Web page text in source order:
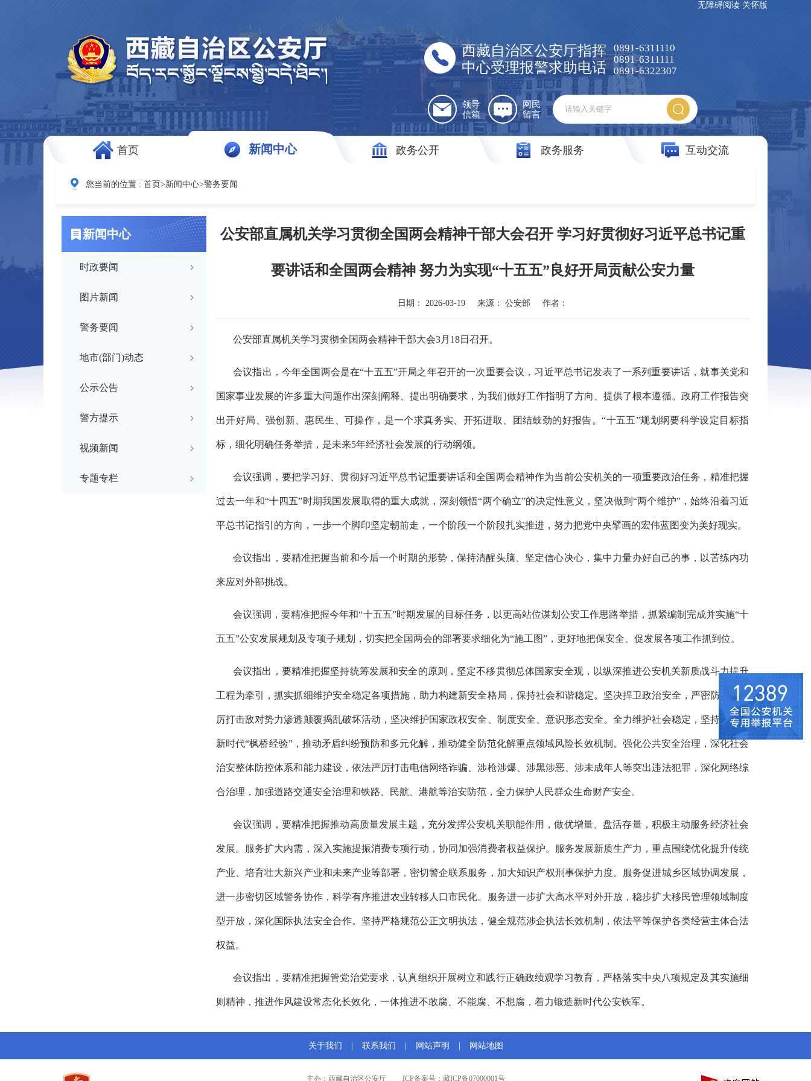
无障碍阅读 关怀版
西藏自治区公安厅指挥
中心受理报警求助电话
0891-6311110
0891-6311111
0891-6322307
领导
信箱
网民
留言
首页 新闻中心 政务公开 政务服务 互动交流
您当前的位置 : 首页>新闻中心>警务要闻
新闻中心
时政要闻
图片新闻
警务要闻
地市(部门)动态
公示公告
警方提示
视频新闻
专题专栏
公安部直属机关学习贯彻全国两会精神干部大会召开 学习好贯彻好习近平总书记重
要讲话和全国两会精神 努力为实现“十五五”良好开局贡献公安力量
日期： 2026-03-19 来源： 公安部 作者：
公安部直属机关学习贯彻全国两会精神干部大会3月18日召开。
会议指出，今年全国两会是在“十五五”开局之年召开的一次重要会议，习近平总书记发表了一系列重要讲话，就事关党和
国家事业发展的许多重大问题作出深刻阐释、提出明确要求，为我们做好工作指明了方向、提供了根本遵循。政府工作报告突
出开好局、强创新、惠民生、可操作，是一个求真务实、开拓进取、团结鼓劲的好报告。“十五五”规划纲要科学设定目标指
标，细化明确任务举措，是未来5年经济社会发展的行动纲领。
会议强调，要把学习好、贯彻好习近平总书记重要讲话和全国两会精神作为当前公安机关的一项重要政治任务，精准把握
过去一年和“十四五”时期我国发展取得的重大成就，深刻领悟“两个确立”的决定性意义，坚决做到“两个维护”，始终沿着习近
平总书记指引的方向，一步一个脚印坚定朝前走，一个阶段一个阶段扎实推进，努力把党中央擘画的宏伟蓝图变为美好现实。
会议指出，要精准把握当前和今后一个时期的形势，保持清醒头脑、坚定信心决心，集中力量办好自己的事，以苦练内功
来应对外部挑战。
会议强调，要精准把握今年和“十五五”时期发展的目标任务，以更高站位谋划公安工作思路举措，抓紧编制完成并实施“十
五五”公安发展规划及专项子规划，切实把全国两会的部署要求细化为“施工图”，更好地把保安全、促发展各项工作抓到位。
会议指出，要精准把握坚持统筹发展和安全的原则，坚定不移贯彻总体国家安全观，以纵深推进公安机关新质战斗力提升
工程为牵引，抓实抓细维护安全稳定各项措施，助力构建新安全格局，保持社会和谐稳定。坚决捍卫政治安全，严密防范、严
厉打击敌对势力渗透颠覆捣乱破坏活动，坚决维护国家政权安全、制度安全、意识形态安全。全力维护社会稳定，坚持和发展
新时代“枫桥经验”，推动矛盾纠纷预防和多元化解，推动健全防范化解重点领域风险长效机制。强化公共安全治理，深化社会
治安整体防控体系和能力建设，依法严厉打击电信网络诈骗、涉枪涉爆、涉黑涉恶、涉未成年人等突出违法犯罪，深化网络综
合治理，加强道路交通安全治理和铁路、民航、港航等治安防范，全力保护人民群众生命财产安全。
会议强调，要精准把握推动高质量发展主题，充分发挥公安机关职能作用，做优增量、盘活存量，积极主动服务经济社会
发展。服务扩大内需，深入实施提振消费专项行动，协同加强消费者权益保护。服务发展新质生产力，重点围绕优化提升传统
产业、培育壮大新兴产业和未来产业等部署，密切警企联系服务，加大知识产权刑事保护力度。服务促进城乡区域协调发展，
进一步密切区域警务协作，科学有序推进农业转移人口市民化。服务进一步扩大高水平对外开放，稳步扩大移民管理领域制度
型开放，深化国际执法安全合作。坚持严格规范公正文明执法，健全规范涉企执法长效机制，依法平等保护各类经营主体合法
权益。
会议指出，要精准把握管党治党要求，认真组织开展树立和践行正确政绩观学习教育，严格落实中央八项规定及其实施细
则精神，推进作风建设常态化长效化，一体推进不敢腐、不能腐、不想腐，着力锻造新时代公安铁军。
关于我们 联系我们 网站声明 网站地图
主办：西藏自治区公安厅 ICP备案号：藏ICP备07000001号